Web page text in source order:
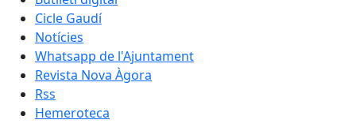
Cicle Gaudí
Notícies
Whatsapp de l'Ajuntament
Revista Nova Àgora
Rss
Hemeroteca